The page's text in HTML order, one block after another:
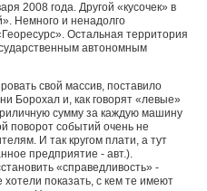
2008 года. Другой «кусочек» в
Немно­го и ненадолго
Остальная территория
авто­номным
свой массив, поставило
Борохал и, как говорят «левые»
сумму за каждую машину
поворот событий очень не
И так кругом плати, а тут
предприятие - авт.).
«спра­ведливость» -
показать, с кем те имеют